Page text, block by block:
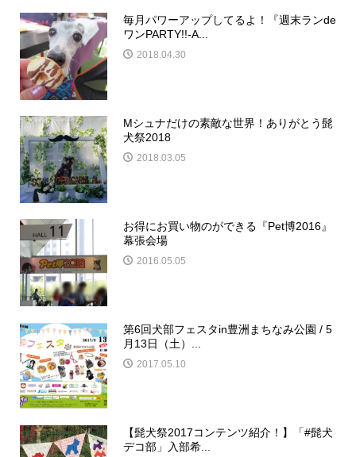
毎月パワーアップしてるよ！『週末ランde
ワンPARTY!!-A...
2018.04.30
Mシュナだけの素敵な世界！ありがとう髭
犬祭2018
2018.03.05
お得にお買い物のができる『Pet博2016』
幕張会場
2016.05.05
第6回犬部フェスタin豊洲まちなみ公園 / 5
月13日（土）...
2017.05.10
【髭犬祭2017コンテンツ紹介！】「#髭犬
デコ部」入部希...